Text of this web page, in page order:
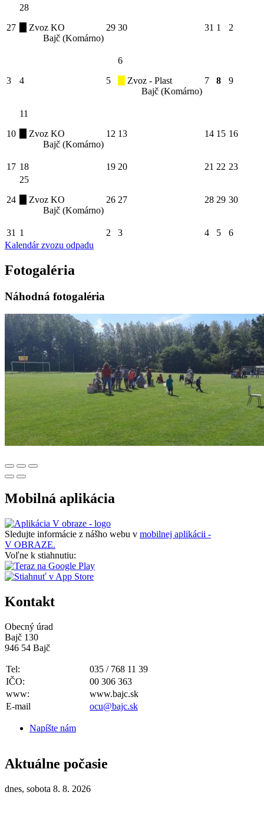
27
28
Zvoz KO
Bajč (Komárno)
29 30 31 1 2
3 4 5
6
Zvoz - Plast
Bajč (Komárno)
7 8 9
10
11
Zvoz KO
Bajč (Komárno)
12 13 14 15 16
17 18 19 20 21 22 23
24
25
Zvoz KO
Bajč (Komárno)
26 27 28 29 30
31 1 2 3 4 5
6
Kalendár zvozu odpadu
Fotogaléria
Náhodná fotogaléria
Mobilná aplikácia
Sledujte informácie z nášho webu v mobilnej aplikácii -
V OBRAZE.
Voľne k stiahnutiu:
Kontakt
Obecný úrad
Bajč 130
946 54 Bajč
Tel:
035 / 768 11 39
IČO:
00 306 363
www:
www.bajc.sk
E-mail
ocu@bajc.sk
Napíšte nám
Aktuálne počasie
dnes, sobota 8. 8. 2026